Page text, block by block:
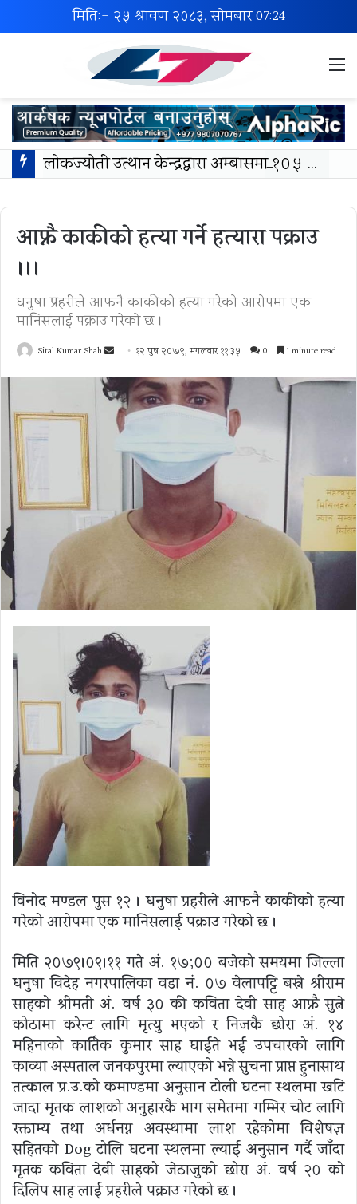
मिति:- २५ श्रावण २०८३, सोमबार07:24
लोकज्योती उत्थान केन्द्रद्वारा अम्बासमा १०५ विपन्न विद्यार्थीलाई शैक्षिक तथा खेलकुद सामग्री वितरण
आफ्नै काकीको हत्या गर्ने हत्यारा पक्राउ
।।।
धनुषा प्रहरीले आफनै काकीको हत्या गरेको आरोपमा एक
मानिसलाई पक्राउ गरेको छ ।
Sital Kumar Shah
Send
email
१२ पुष २०७९, मंगलवार ११:३५ 0 1 minute read
विनोद मण्डल पुस १२ । धनुषा प्रहरीले आफनै काकीको हत्या
गरेको आरोपमा एक मानिसलाई पक्राउ गरेको छ ।
मिति २०७९।०९।११ गते अं. १७;०० बजेको समयमा जिल्ला
धनुषा विदेह नगरपालिका वडा नं. ०७ वेलापट्टि बस्ने श्रीराम
साहको श्रीमती अं. वर्ष ३० की कविता देवी साह आफ्नै सुत्ने
कोठामा करेन्ट लागि मृत्यु भएको र निजकै छोरा अं. १४
महिनाको कार्तिक कुमार साह घाईते भई उपचारको लागि
काव्या अस्पताल जनकपुरमा ल्याएको भन्ने सुचना प्राप्त हुनासाथ
तत्काल प्र.उ.को कमाण्डमा अनुसन्धान टोली घटना स्थलमा खटि
जादा मृतक लाशको अनुहारकै भाग समेतमा गम्भिर चोट लागि
रक्ताम्य तथा अर्धनग्न अवस्थामा लाश रहेकोमा विशेषज्ञ
सहितको Dog टोलि घटना स्थलमा ल्याई अनुसन्धान गर्दै जाँदा
मृतक कविता देवी साहको जेठाजुको छोरा अं. वर्ष २० को
दिलिप साह लाई प्रहरीले पक्राउ गरेको छ ।